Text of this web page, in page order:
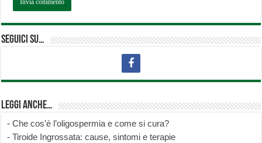
Seguici su…
Leggi anche…
-Che cos’è l’oligospermia e come si cura?
-Tiroide Ingrossata: cause, sintomi e terapie